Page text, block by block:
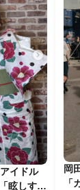
イドル
眩しすぎ
岡
「